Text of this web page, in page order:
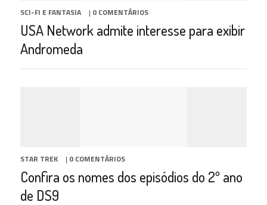
SCI-FI E FANTASIA | 0 COMENTÁRIOS
USA Network admite interesse para exibir
Andromeda
STAR TREK | 0 COMENTÁRIOS
Confira os nomes dos episódios do 2º ano
de DS9